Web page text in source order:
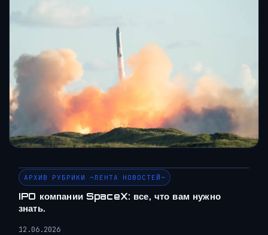
АРХИВ РУБРИКИ ~ЛЕНТА НОВОСТЕЙ~
IPO компании SpaceX: все, что вам нужно
знать.
12.06.2026